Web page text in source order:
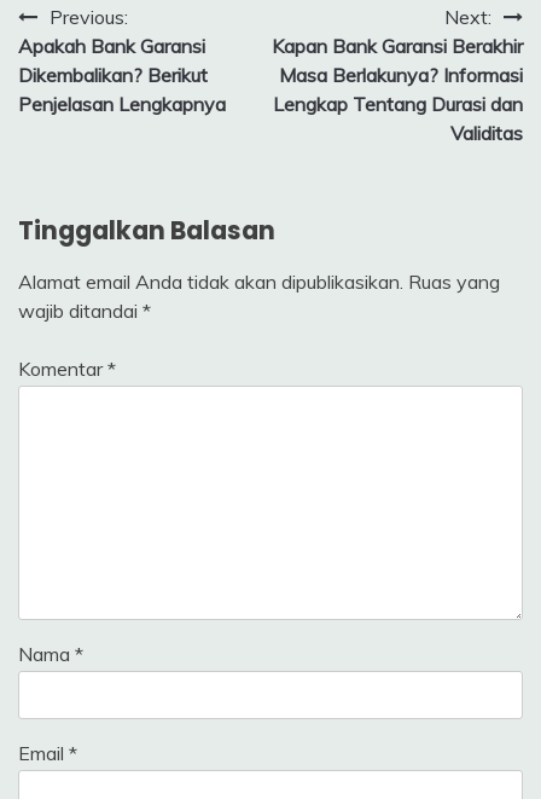
Navigasi
pos
Previous:
Apakah Bank Garansi
Dikembalikan? Berikut
Penjelasan Lengkapnya
Next:
Kapan Bank Garansi Berakhir
Masa Berlakunya? Informasi
Lengkap Tentang Durasi dan
Validitas
Tinggalkan Balasan
Alamat email Anda tidak akan dipublikasikan. Ruas yang
wajib ditandai *
Komentar*
Nama *
Email *